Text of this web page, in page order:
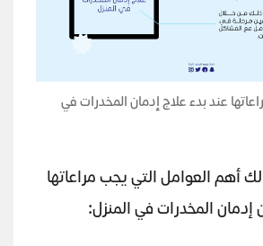
عند بدء علاج إدمان المخدرات في
أهم العوامل التي يجب مراعاتها
إدمان المخدرات في المنزل: